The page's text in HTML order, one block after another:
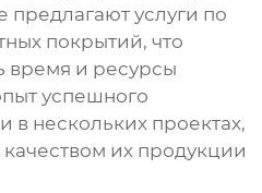
предлагают услуги по
покрытий, что
время и ресурсы
успешного
в нескольких проектах,
их продукции